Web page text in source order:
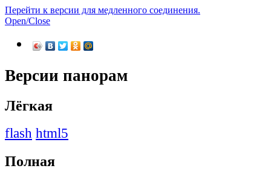
Перейти к версии для медленного соединения.
Open/Close
Версии панорам
Лёгкая
flash html5
Полная